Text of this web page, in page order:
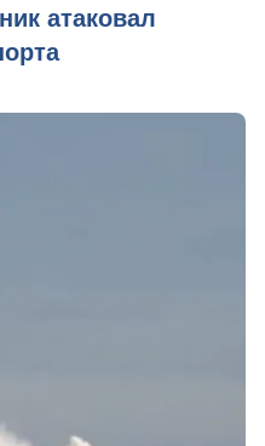
атаковал